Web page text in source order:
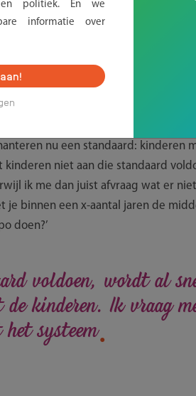
nog steeds tegengewerkt te
samenwerkingsverband en
moeizaam geweest. Wetgeving,
nu een standaard: kinderen
niet aan die standaard
ik me dan juist afvraag wat er
je binnen een x-aantal jaren de
doen?’
voldoen, wordt al
de kinderen. Ik vraag
systeem.
en politiek. En we
informatie over